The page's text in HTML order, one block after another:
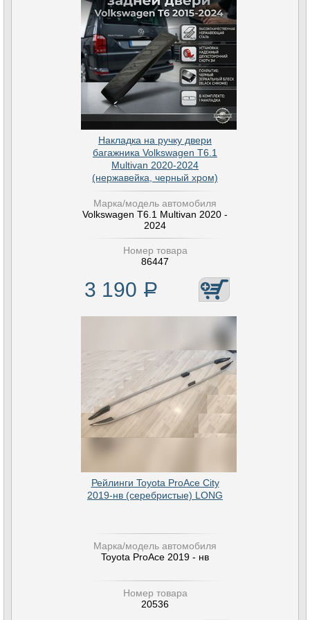
Накладка на ручку двери
багажника Volkswagen T6.1
Multivan 2020-2024
(нержавейка, черный хром)
Марка/модель автомобиля
Volkswagen T6.1 Multivan 2020 -
2024
Номер товара
86447
3 190 Р
Рейлинги Toyota ProAce City
2019-нв (серебристые) LONG
Марка/модель автомобиля
Toyota ProAce 2019 - нв
Номер товара
20536